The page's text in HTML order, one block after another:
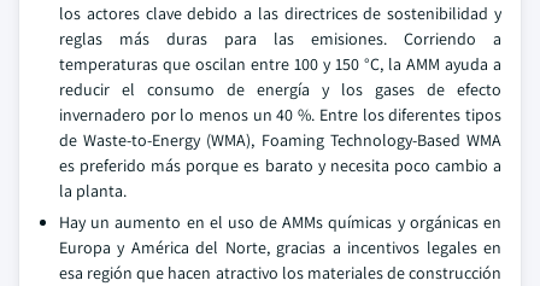
los actores clave debido a las directrices de sostenibilidad y
reglas más duras para las emisiones. Corriendo a
temperaturas que oscilan entre 100 y 150 °C, la AMM ayuda a
reducir el consumo de energía y los gases de efecto
invernadero por lo menos un 40 %. Entre los diferentes tipos
de Waste-to-Energy (WMA), Foaming Technology-Based WMA
es preferido más porque es barato y necesita poco cambio a
la planta.
Hay un aumento en el uso de AMMs químicas y orgánicas en
Europa y América del Norte, gracias a incentivos legales en
esa región que hacen atractivo los materiales de construcción